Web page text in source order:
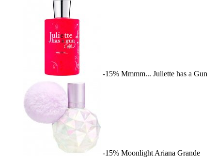
-15% Mmmm... Juliette has a Gun
-15% Moonlight Ariana Grande